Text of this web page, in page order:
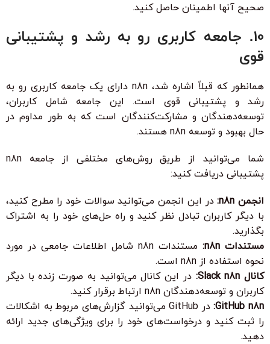
صحیح آنها اطمینان حاصل کنید.
10. جامعه کاربری رو به رشد و پشتیبانی
قوی
همانطور که قبلاً اشاره شد، n8n دارای یک جامعه کاربری رو به
رشد و پشتیبانی قوی است. این جامعه شامل کاربران،
توسعه‌دهندگان و مشارکت‌کنندگان است که به طور مداوم در
حال بهبود و توسعه n8n هستند.
شما می‌توانید از طریق روش‌های مختلفی از جامعه n8n
پشتیبانی دریافت کنید:
انجمن n8n:
در این انجمن می‌توانید سوالات خود را مطرح کنید،
با دیگر کاربران تبادل نظر کنید و راه حل‌های خود را به اشتراک
بگذارید.
مستندات n8n:
مستندات n8n شامل اطلاعات جامعی در مورد
نحوه استفاده از n8n است.
کانال Slack n8n:
در این کانال می‌توانید به صورت زنده با دیگر
کاربران و توسعه‌دهندگان n8n ارتباط برقرار کنید.
GitHub n8n:
در GitHub می‌توانید گزارش‌های مربوط به اشکالات
را ثبت کنید و درخواست‌های خود را برای ویژگی‌های جدید ارائه
دهید.